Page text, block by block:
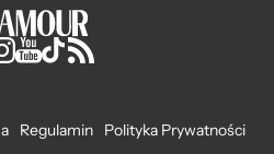
Regulamin
Polityka Prywatności